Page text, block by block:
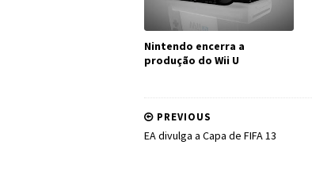
Nintendo encerra a
produção do Wii U
PREVIOUS
EA divulga a Capa de FIFA 13